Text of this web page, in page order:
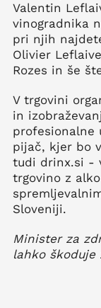
Valentin
vinogradnika
pri njih
Olivier
Rozes in še
V trgovini
in
profesionalne
pijač, kjer bo
tudi drinx.si -
trgovino z
Sloveniji.
Minister za
lahko škoduje